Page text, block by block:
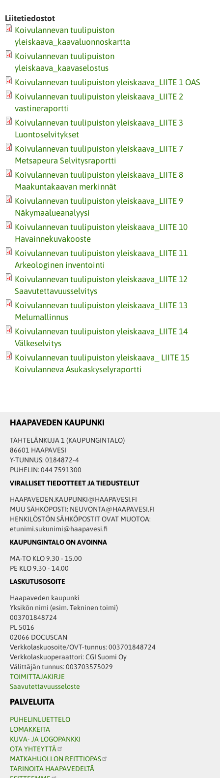
Liitetiedostot
Koivulannevan tuulipuiston
yleiskaava_kaavaluonnoskartta
Koivulannevan tuulipuiston
yleiskaava_kaavaselostus
Koivulannevan tuulipuiston yleiskaava_LIITE 1 OAS
Koivulannevan tuulipuiston yleiskaava_LIITE 2
vastineraportti
Koivulannevan tuulipuiston yleiskaava_LIITE 3
Luontoselvitykset
Koivulannevan tuulipuiston yleiskaava_LIITE 7
Metsapeura Selvitysraportti
Koivulannevan tuulipuiston yleiskaava_LIITE 8
Maakuntakaavan merkinnät
Koivulannevan tuulipuiston yleiskaava_LIITE 9
Näkymaalueanalyysi
Koivulannevan tuulipuiston yleiskaava_LIITE 10
Havainnekuvakooste
Koivulannevan tuulipuiston yleiskaava_LIITE 11
Arkeologinen inventointi
Koivulannevan tuulipuiston yleiskaava_LIITE 12
Saavutettavuusselvitys
Koivulannevan tuulipuiston yleiskaava_LIITE 13
Melumallinnus
Koivulannevan tuulipuiston yleiskaava_LIITE 14
Välkeselvitys
Koivulannevan tuulipuiston yleiskaava_ LIITE 15
Koivulanneva Asukaskyselyraportti
HAAPAVEDEN KAUPUNKI
TÄHTELÄNKUJA 1 (KAUPUNGINTALO)
86601 HAAPAVESI
Y-TUNNUS: 0184872-4
PUHELIN: 044 7591300
VIRALLISET TIEDOTTEET JA TIEDUSTELUT
HAAPAVEDEN.KAUPUNKI@HAAPAVESI.FI
MUU SÄHKÖPOSTI: NEUVONTA@HAAPAVESI.FI
HENKILÖSTÖN SÄHKÖPOSTIT OVAT MUOTOA:
etunimi.sukunimi@haapavesi.fi
KAUPUNGINTALO ON AVOINNA
MA-TO KLO 9.30 - 15.00
PE KLO 9.30 - 14.00
LASKUTUSOSOITE
Haapaveden kaupunki
Yksikön nimi (esim. Tekninen toimi)
003701848724
PL 5016
02066 DOCUSCAN
Verkkolaskuosoite/OVT-tunnus: 003701848724
Verkkolaskuoperaattori: CGI Suomi Oy
Välittäjän tunnus: 003703575029
TOIMITTAJAKIRJE
Saavutettavuusseloste
PALVELUITA
PUHELINLUETTELO
LOMAKKEITA
KUVA- JA LOGOPANKKI
OTA YHTEYTTÄ
MATKAHUOLLON REITTIOPAS
TARINOITA HAAPAVEDELTÄ